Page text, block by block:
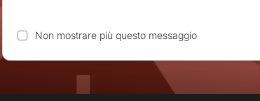
Non mostrare più questo messaggio